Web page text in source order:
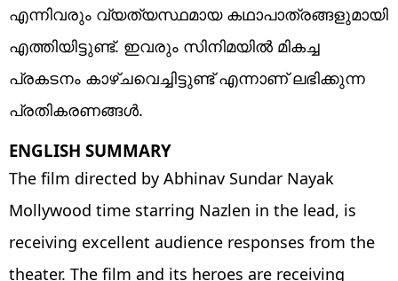
എന്നിവരും വ്യത്യസ്ഥമായ കഥാപാത്രങ്ങളുമായി
എത്തിയിട്ടുണ്ട്. ഇവരും സിനിമയിൽ മികച്ച
പ്രകടനം കാഴ്ചവെച്ചിട്ടുണ്ട് എന്നാണ് ലഭിക്കുന്ന
പ്രതികരണങ്ങൾ.
ENGLISH SUMMARY
The film directed by Abhinav Sundar Nayak
Mollywood time starring Nazlen in the lead, is
receiving excellent audience responses from the
theater. The film and its heroes are receiving